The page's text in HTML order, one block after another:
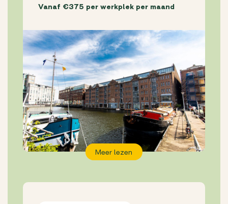
Vanaf €375 per werkplek per maand
Meer lezen